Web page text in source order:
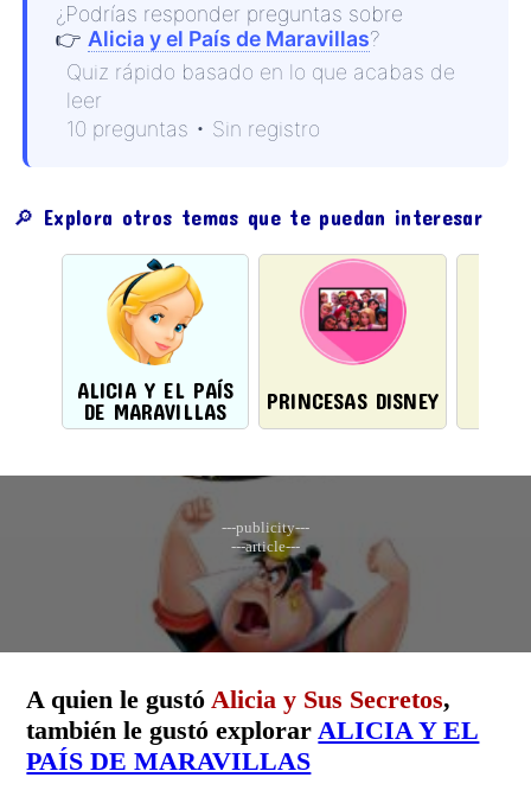
¿Podrías responder preguntas sobre
👉 Alicia y el País de Maravillas?
Quiz rápido basado en lo que acabas de
leer
10 preguntas • Sin registro
🔎 Explora otros temas que te puedan interesar
ALICIA Y EL PAÍS
DE MARAVILLAS
PRINCESAS DISNEY
---publicity---
---article---
A quien le gustóAlicia y Sus Secretos,
también le gustó explorarALICIA Y EL
PAÍS DE MARAVILLAS